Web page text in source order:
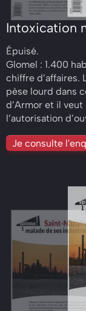
Intoxication
Épuisé.
Glomel : 1.400
chiffre d’affaires.
pèse lourd dans
d’Armor et il
l’autorisation
Je consulte